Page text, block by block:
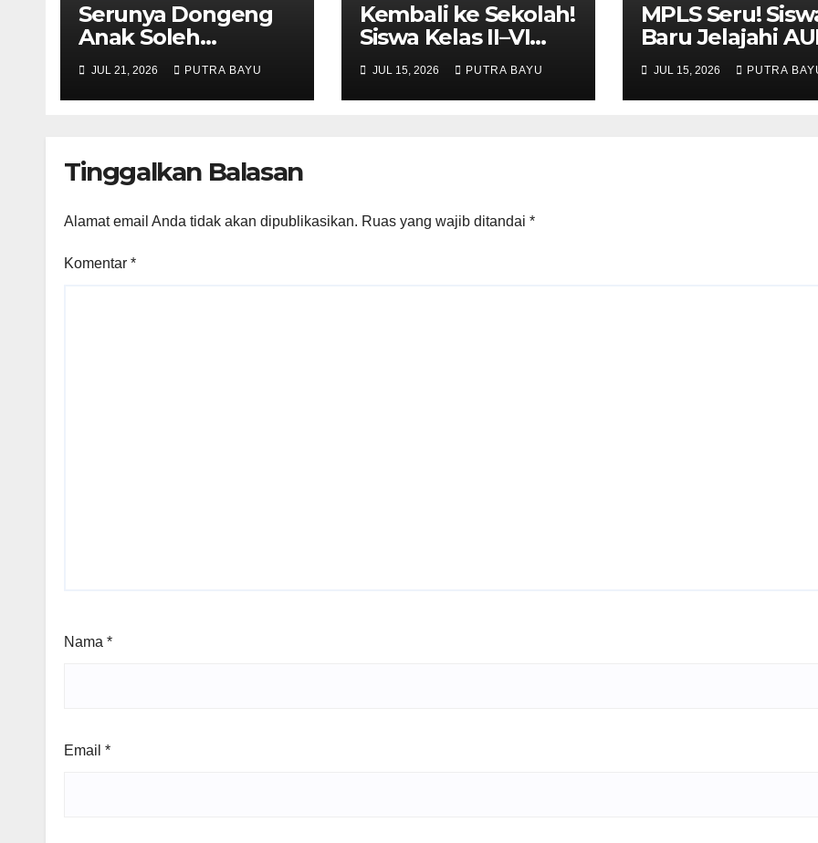
Serunya Dongeng
Anak Soleh
Bersama Kak Yoga
dan Piko
JUL 21, 2026 PUTRA BAYU
Kembali ke Sekolah!
Siswa Kelas II–VI
Awali Tahun Ajaran
Baru
JUL 15, 2026 PUTRA BAYU
MPLS Seru!
Baru Jelajahi
Cileungsi
JUL 15, 2026 PUTRA
Tinggalkan Balasan
Alamat email Anda tidak akan dipublikasikan. Ruas yang wajib ditandai *
Komentar *
Nama *
Email *